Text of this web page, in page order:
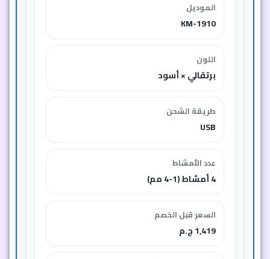
الموديل
KM-1910
اللون
برتقالي × أسود
طريقة الشحن
USB
عدد الأمشاط
4 أمشاط (1-4 مم)
السعر قبل الخصم
1,419 ج.م